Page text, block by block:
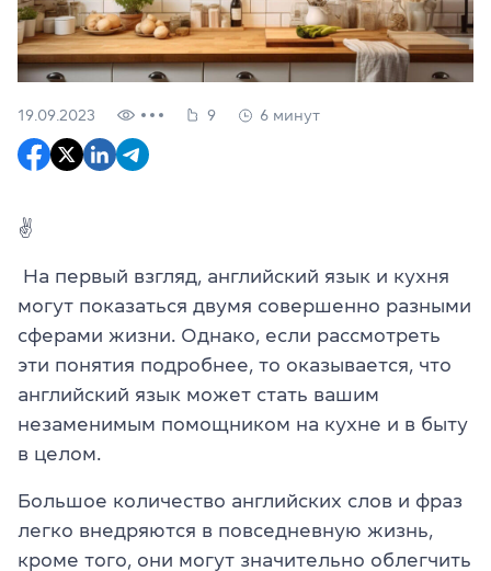
19.09.2023 9 6 минут
✌
На первый взгляд, английский язык и кухня
могут показаться двумя совершенно разными
сферами жизни. Однако, если рассмотреть
эти понятия подробнее, то оказывается, что
английский язык может стать вашим
незаменимым помощником на кухне и в быту
в целом.
Большое количество английских слов и фраз
легко внедряются в повседневную жизнь,
кроме того, они могут значительно облегчить